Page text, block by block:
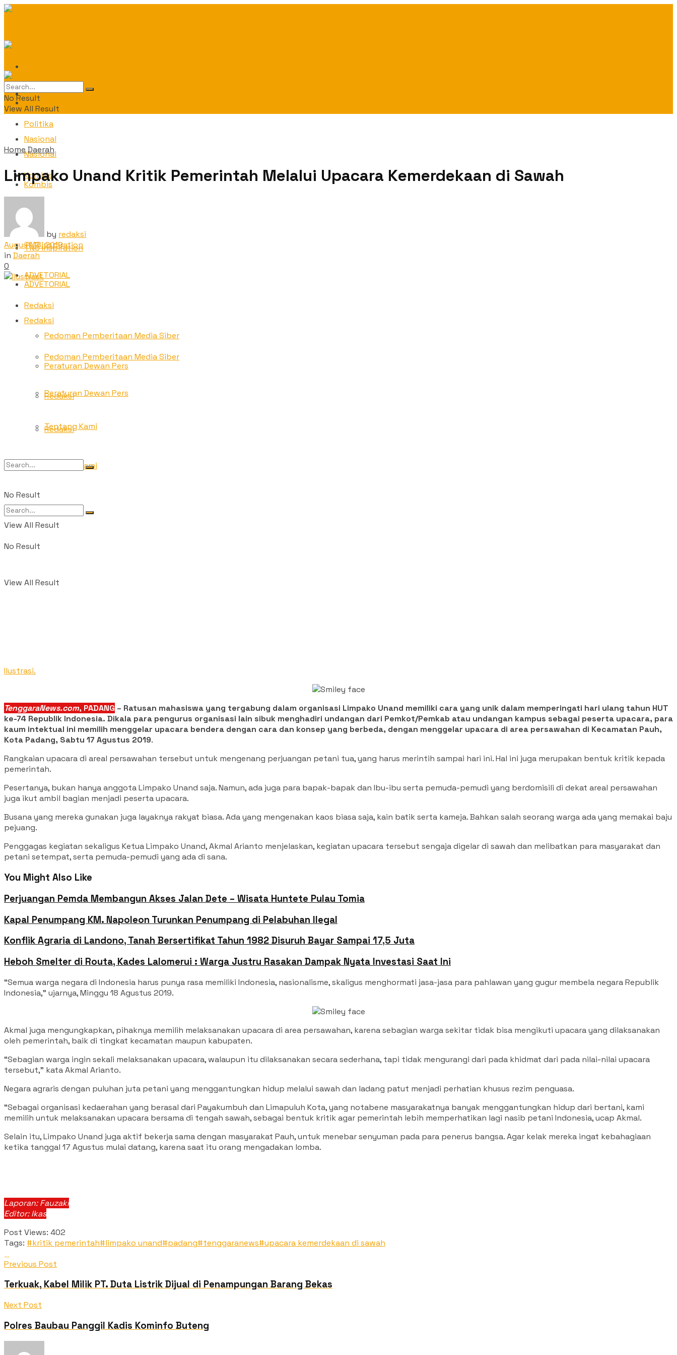
Politika
Nasional
Kombis
OPINI
TNC Inspiration
ADVETORIAL
Redaksi
Pedoman Pemberitaan Media Siber
Peraturan Dewan Pers
Redaksi
Tentang Kami
No Result
View All Result
Daerah
Politika
Nasional
Kombis
OPINI
TNC Inspiration
ADVETORIAL
Redaksi
Pedoman Pemberitaan Media Siber
Peraturan Dewan Pers
Redaksi
Tentang Kami
No Result
View All Result
No Result
View All Result
HomeDaerah
Limpako Unand Kritik Pemerintah Melalui Upacara Kemerdekaan di Sawah
by redaksi
August 18, 2019
in Daerah
0
Ilustrasi.
TenggaraNews.com, PADANG – Ratusan mahasiswa yang tergabung dalam organisasi Limpako Unand memiliki cara yang unik dalam memperingati hari ulang tahun HUT
ke-74 Republik Indonesia. Dikala para pengurus organisasi lain sibuk menghadiri undangan dari Pemkot/Pemkab atau undangan kampus sebagai peserta upacara, para
kaum intektual ini memilih menggelar upacara bendera dengan cara dan konsep yang berbeda, dengan menggelar upacara di area persawahan di Kecamatan Pauh,
Kota Padang, Sabtu 17 Agustus 2019.
Rangkaian upacara di areal persawahan tersebut untuk mengenang perjuangan petani tua, yang harus merintih sampai hari ini. Hal ini juga merupakan bentuk kritik kepada
pemerintah.
Pesertanya, bukan hanya anggota Limpako Unand saja. Namun, ada juga para bapak-bapak dan Ibu-ibu serta pemuda-pemudi yang berdomisili di dekat areal persawahan
juga ikut ambil bagian menjadi peserta upacara.
Busana yang mereka gunakan juga layaknya rakyat biasa. Ada yang mengenakan kaos biasa saja, kain batik serta kameja. Bahkan salah seorang warga ada yang memakai baju
pejuang.
Penggagas kegiatan sekaligus Ketua Limpako Unand, Akmal Arianto menjelaskan, kegiatan upacara tersebut sengaja digelar di sawah dan melibatkan para masyarakat dan
petani setempat, serta pemuda-pemudi yang ada di sana.
You Might Also Like
Perjuangan Pemda Membangun Akses Jalan Dete – Wisata Huntete Pulau Tomia
Kapal Penumpang KM. Napoleon Turunkan Penumpang di Pelabuhan Ilegal
Konflik Agraria di Landono, Tanah Bersertifikat Tahun 1982 Disuruh Bayar Sampai 17,5 Juta
Heboh Smelter di Routa, Kades Lalomerui : Warga Justru Rasakan Dampak Nyata Investasi Saat Ini
“Semua warga negara di Indonesia harus punya rasa memiliki Indonesia, nasionalisme, skaligus menghormati jasa-jasa para pahlawan yang gugur membela negara Republik
Indonesia,” ujarnya, Minggu 18 Agustus 2019.
Akmal juga mengungkapkan, pihaknya memilih melaksanakan upacara di area persawahan, karena sebagian warga sekitar tidak bisa mengikuti upacara yang dilaksanakan
oleh pemerintah, baik di tingkat kecamatan maupun kabupaten.
“Sebagian warga ingin sekali melaksanakan upacara, walaupun itu dilaksanakan secara sederhana, tapi tidak mengurangi dari pada khidmat dari pada nilai-nilai upacara
tersebut,” kata Akmal Arianto.
Negara agraris dengan puluhan juta petani yang menggantungkan hidup melalui sawah dan ladang patut menjadi perhatian khusus rezim penguasa.
“Sebagai organisasi kedaerahan yang berasal dari Payakumbuh dan Limapuluh Kota, yang notabene masyarakatnya banyak menggantungkan hidup dari bertani, kami
memilih untuk melaksanakan upacara bersama di tengah sawah, sebagai bentuk kritik agar pemerintah lebih memperhatikan lagi nasib petani Indonesia, ucap Akmal.
Selain itu, Limpako Unand juga aktif bekerja sama dengan masyarakat Pauh, untuk menebar senyuman pada para penerus bangsa. Agar kelak mereka ingat kebahagiaan
ketika tanggal 17 Agustus mulai datang, karena saat itu orang mengadakan lomba.
Laporan: Fauzaki
Editor: Ikas
Post Views: 402
Tags: #kritik pemerintah#limpako unand#padang#tenggaranews#upacara kemerdekaan di sawah
Previous Post
Terkuak, Kabel Milik PT. Duta Listrik Dijual di Penampungan Barang Bekas
Next Post
Polres Baubau Panggil Kadis Kominfo Buteng